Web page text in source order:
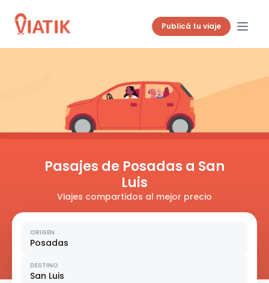
Publicá tu viaje
Pasajes de Posadas a San
Luis
Viajes compartidos al mejor precio
ORIGEN
Posadas
DESTINO
San Luis